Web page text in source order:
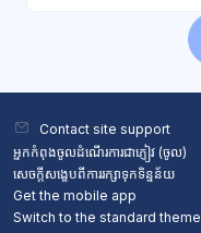
ប្លុក
Contact site support
អ្នកកំពុងចូលដំណើរការជាភ្ញៀវ (ចូល)
សេចក្តីសង្ខេបពីការរក្សាទុកទិន្នន័យ
Get the mobile app
Switch to the standard theme